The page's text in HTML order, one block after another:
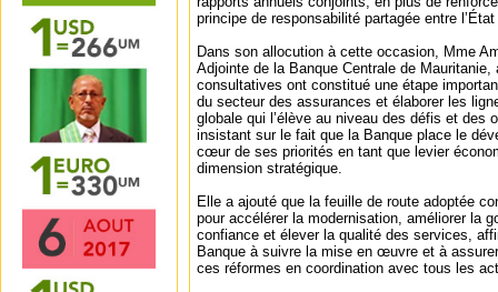
principe de responsabilité partagée entre
Dans son allocution à cette occasion, Mme
Adjointe de la Banque Centrale de
consultatives ont constitué une étape
du secteur des assurances et élaborer les
globale qui l’élève au niveau des défis et des
insistant sur le fait que la Banque place le
cœur de ses priorités en tant que levier
dimension stratégique.
Elle a ajouté que la feuille de route adoptée
pour accélérer la modernisation, améliorer la
confiance et élever la qualité des services,
Banque à suivre la mise en œuvre et à
ces réformes en coordination avec tous les